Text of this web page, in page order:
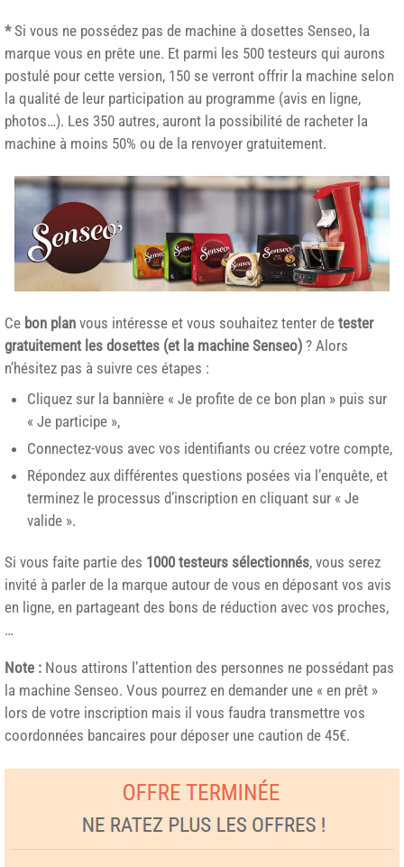
*Si vous ne possédez pas de machine à dosettes Senseo, la
marque vous en prête une. Et parmi les 500 testeurs qui aurons
postulé pour cette version, 150 se verront offrir la machine selon
la qualité de leur participation au programme (avis en ligne,
photos…). Les 350 autres, auront la possibilité de racheter la
machine à moins 50% ou de la renvoyer gratuitement.
Ce bon plan vous intéresse et vous souhaitez tenter de tester
gratuitement les dosettes (et la machine Senseo) ? Alors
n’hésitez pas à suivre ces étapes :
Cliquez sur la bannière « Je profite de ce bon plan » puis sur
« Je participe »,
Connectez-vous avec vos identifiants ou créez votre compte,
Répondez aux différentes questions posées via l’enquête, et
terminez le processus d’inscription en cliquant sur « Je
valide ».
Si vous faite partie des 1000 testeurs sélectionnés, vous serez
invité à parler de la marque autour de vous en déposant vos avis
en ligne, en partageant des bons de réduction avec vos proches,
…
Note : Nous attirons l’attention des personnes ne possédant pas
la machine Senseo. Vous pourrez en demander une « en prêt »
lors de votre inscription mais il vous faudra transmettre vos
coordonnées bancaires pour déposer une caution de 45€.